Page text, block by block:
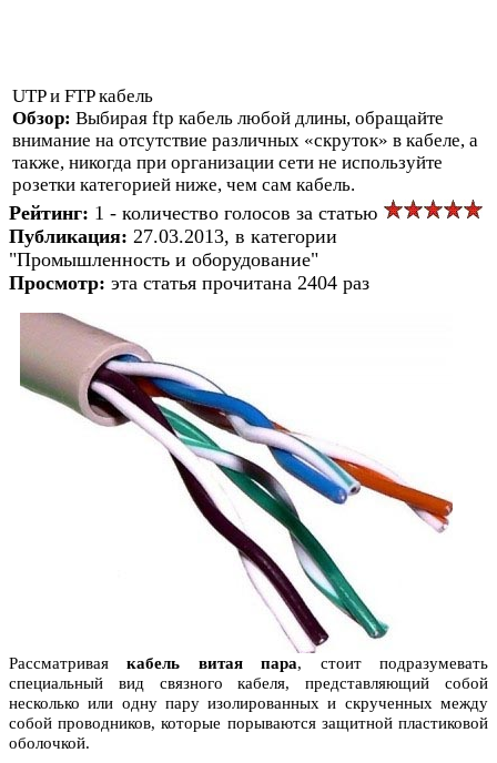
UTP и FTP кабель
Обзор: Выбирая ftp кабель любой длины, обращайте
внимание на отсутствие различных «скруток» в кабеле, а
также, никогда при организации сети не используйте
розетки категорией ниже, чем сам кабель.
Рейтинг: 1 - количество голосов за статью
Публикация: 27.03.2013, в категории
"Промышленность и оборудование"
Просмотр: эта статья прочитана 2404 раз
Рассматриваякабель витая пара, стоит подразумевать
специальный вид связного кабеля, представляющий собой
несколько или одну пару изолированных и скрученных между
собой проводников, которые порываются защитной пластиковой
оболочкой.